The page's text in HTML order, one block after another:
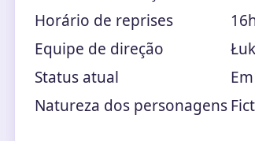
Horário de reprises
Equipe de direção
Status atual
Natureza dos personagens